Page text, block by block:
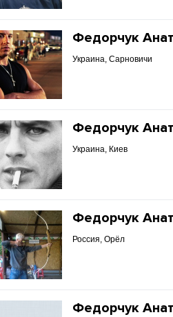
Федорчук
Украина, Сарновичи
Федорчук
Украина, Киев
Федорчук
Россия, Орёл
Федорчук